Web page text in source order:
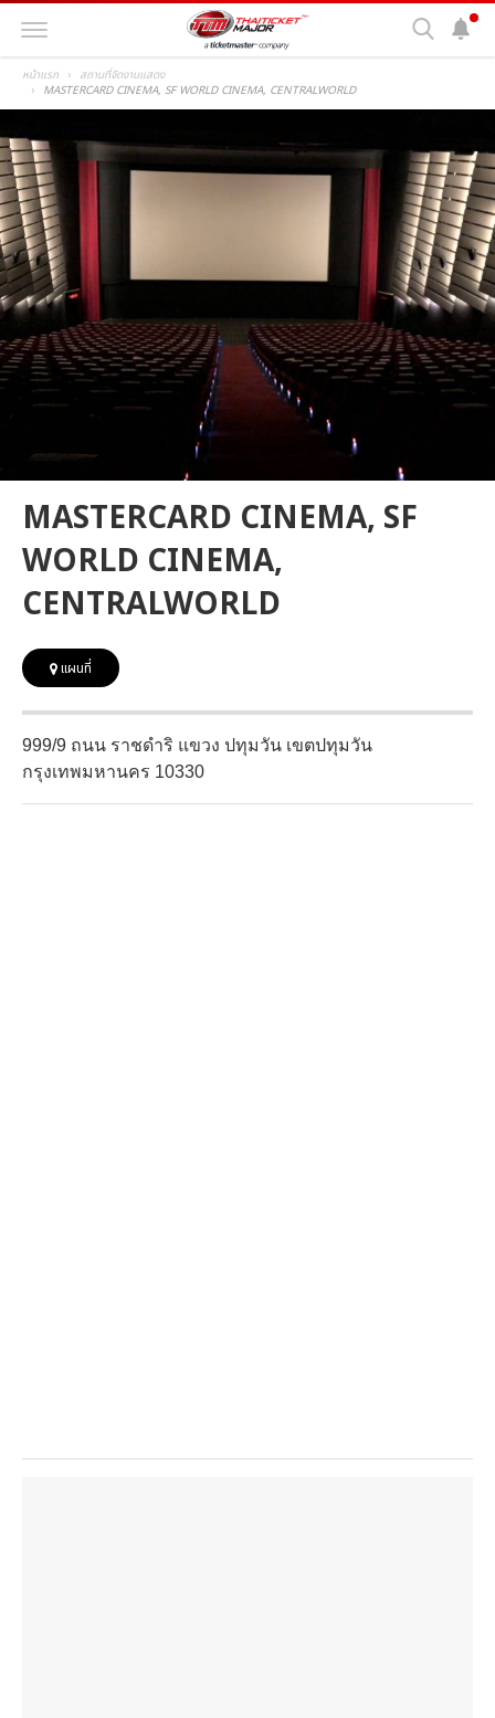
หน้าแรก
สถานที่จัดงานแสดง
MASTERCARD CINEMA, SF WORLD CINEMA, CENTRALWORLD
MASTERCARD CINEMA, SF
WORLD CINEMA,
CENTRALWORLD
แผนที่
999/9 ถนน ราชดำริ แขวง ปทุมวัน เขตปทุมวัน
กรุงเทพมหานคร 10330